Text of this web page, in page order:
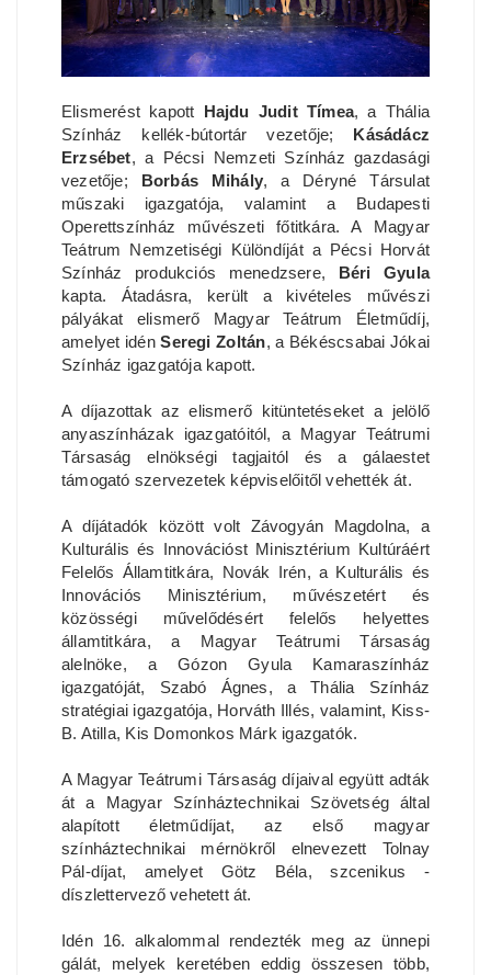
Elismerést kapott Hajdu Judit Tímea, a Thália
Színház kellék-bútortár vezetője; Kásádácz
Erzsébet, a Pécsi Nemzeti Színház gazdasági
vezetője; Borbás Mihály, a Déryné Társulat
műszaki igazgatója, valamint a Budapesti
Operettszínház művészeti főtitkára. A Magyar
Teátrum Nemzetiségi Különdíját a Pécsi Horvát
Színház produkciós menedzsere, Béri Gyula
kapta. Átadásra, került a kivételes művészi
pályákat elismerő Magyar Teátrum Életműdíj,
amelyet idénSeregi Zoltán, a Békéscsabai Jókai
Színház igazgatója kapott.
A díjazottak az elismerő kitüntetéseket a jelölő
anyaszínházak igazgatóitól, a Magyar Teátrumi
Társaság elnökségi tagjaitól és a gálaestet
támogató szervezetek képviselőitől vehették át.
A díjátadók között volt Závogyán Magdolna, a
Kulturális és Innovációst Minisztérium Kultúráért
Felelős Államtitkára, Novák Irén, a Kulturális és
Innovációs Minisztérium, művészetért és
közösségi művelődésért felelős helyettes
államtitkára, a Magyar Teátrumi Társaság
alelnöke, a Gózon Gyula Kamaraszínház
igazgatóját, Szabó Ágnes, a Thália Színház
stratégiai igazgatója, Horváth Illés, valamint, Kiss-
B. Atilla, Kis Domonkos Márk igazgatók.
A Magyar Teátrumi Társaság díjaival együtt adták
át a Magyar Színháztechnikai Szövetség által
alapított életműdíjat, az első magyar
színháztechnikai mérnökről elnevezett Tolnay
Pál-díjat, amelyet Götz Béla, szcenikus -
díszlettervező vehetett át.
Idén 16. alkalommal rendezték meg az ünnepi
gálát, melyek keretében eddig összesen több,